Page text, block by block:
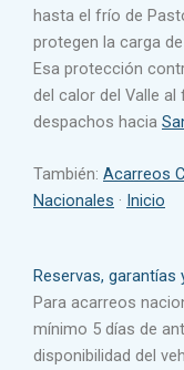
hasta el frío de
protegen la carga
Esa protección
del calor del Valle
despachos hacia
También: Acarreos
Nacionales · Inicio
Reservas,
Para acarreos
mínimo 5 días de
disponibilidad del